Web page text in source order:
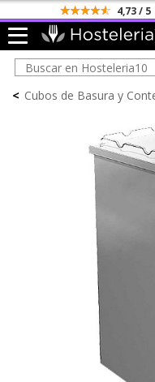
4,73 / 5
< Cubos de Basura y